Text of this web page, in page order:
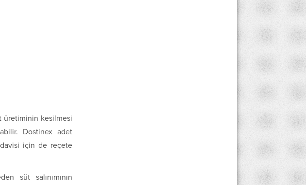
üretiminin kesilmesi
Dostinex adet
için de reçete
süt salınımının